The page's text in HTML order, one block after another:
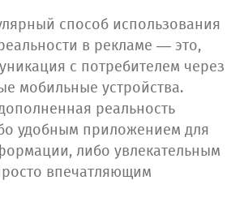
способ использования
в рекламе — это,
с потребителем через
мобильные устройства.
реальность
удобным приложением для
либо увлекательным
впечатляющим